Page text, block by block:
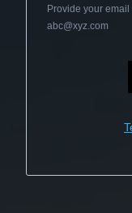
Provide your
abc@xyz.com